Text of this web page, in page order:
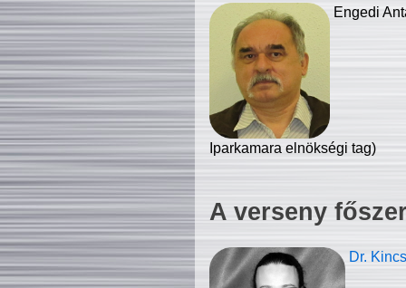
Engedi
Iparkamara elnökségi tag)
A verseny
Dr.